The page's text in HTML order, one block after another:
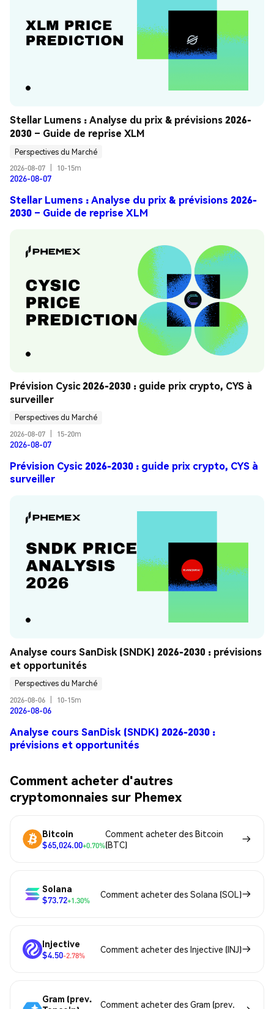
Stellar Lumens : Analyse du prix & prévisions 2026-
2030 – Guide de reprise XLM
Perspectives du Marché
2026-08-07
10-15m
2026-08-07
Stellar Lumens : Analyse du prix & prévisions 2026-
2030 – Guide de reprise XLM
Prévision Cysic 2026-2030 : guide prix crypto, CYS à
surveiller
Perspectives du Marché
2026-08-07
15-20m
2026-08-07
Prévision Cysic 2026-2030 : guide prix crypto, CYS à
surveiller
Analyse cours SanDisk (SNDK) 2026-2030 : prévisions
et opportunités
Perspectives du Marché
2026-08-06
10-15m
2026-08-06
Analyse cours SanDisk (SNDK) 2026-2030 :
prévisions et opportunités
Comment acheter d'autres
cryptomonnaies sur Phemex
Bitcoin
$65,024.00+0.70%
Comment acheter des Bitcoin
(BTC)
Solana
$73.72+1.30%
Comment acheter des Solana (SOL)
Injective
$4.50-2.78%
Comment acheter des Injective (INJ)
Gram (prev.
Comment acheter des Gram (prev.